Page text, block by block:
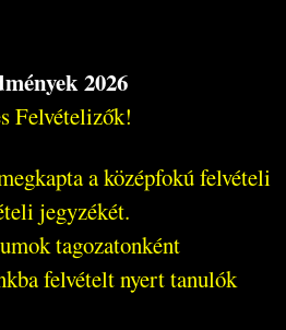
2026
Felvételizők!
a középfokú felvételi
jegyzékét.
tagozatonként
felvételt nyert tanulók